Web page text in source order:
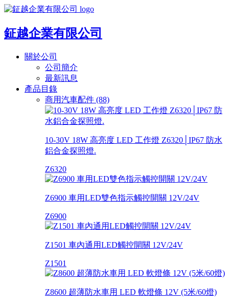
鉦越企業有限公司
關於公司
公司簡介
最新訊息
產品目錄
商用汽車配件 (88)
10-30V 18W 高亮度 LED 工作燈 Z6320│IP67 防水
鋁合金探照燈.
Z6320
Z6900 車用LED雙色指示觸控開關 12V/24V
Z6900
Z1501 車內通用LED觸控開關 12V/24V
Z1501
Z8600 超薄防水車用 LED 軟燈條 12V (5米/60燈)